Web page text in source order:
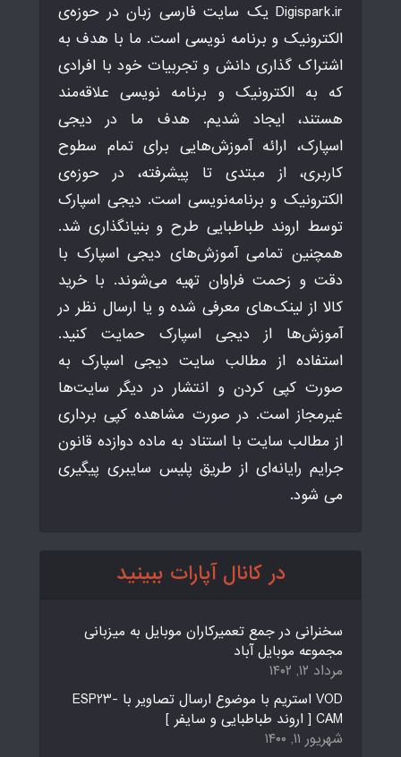
Digispark.ir یک سایت فارسی زبان در حوزه‌ی
الکترونیک و برنامه نویسی است. ما با هدف به
اشتراک گذاری دانش و تجربیات خود با افرادی
که به الکترونیک و برنامه نویسی علاقه‌مند
هستند، ایجاد شدیم. هدف ما در دیجی
اسپارک، ارائه آموزش‌هایی برای تمام سطوح
کاربری، از مبتدی تا پیشرفته، در حوزه‌ی
الکترونیک و برنامه‌نویسی است. دیجی اسپارک
توسط اروند طباطبایی طرح و بنیانگذاری شد.
همچنین تمامی آموزش‌های دیجی اسپارک با
دقت و زحمت فراوان تهیه می‌شوند. با خرید
کالا از لینک‌های معرفی شده و یا ارسال نظر در
آموزش‌ها از دیجی اسپارک حمایت کنید.
استفاده از مطالب سایت دیجی اسپارک به
صورت کپی کردن و انتشار در دیگر سایت‌ها
غیرمجاز است. در صورت مشاهده کپی برداری
از مطالب سایت با استناد به ماده دوازده قانون
جرایم رایانه‌ای از طریق پلیس سایبری پیگیری
می شود.
در کانال آپارات ببینید
سخنرانی در جمع تعمیرکاران موبایل به میزبانی
مجموعه موبایل آباد
مرداد ۱۲, ۱۴۰۲
VOD استریم با موضوع ارسال تصاویر با ESP23-
CAM [ اروند طباطبایی و سایفر ]
شهریور ۱۱, ۱۴۰۰